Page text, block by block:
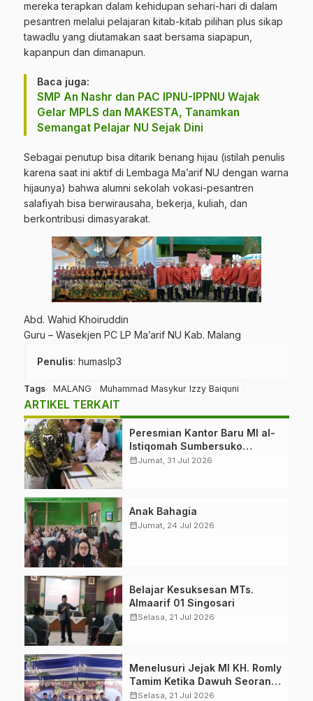
mereka terapkan dalam kehidupan sehari-hari di dalam
pesantren melalui pelajaran kitab-kitab pilihan plus sikap
tawadlu yang diutamakan saat bersama siapapun,
kapanpun dan dimanapun.
Baca juga:
SMP An Nashr dan PAC IPNU-IPPNU Wajak
Gelar MPLS dan MAKESTA, Tanamkan
Semangat Pelajar NU Sejak Dini
Sebagai penutup bisa ditarik benang hijau (istilah penulis
karena saat ini aktif di Lembaga Ma’arif NU dengan warna
hijaunya) bahwa alumni sekolah vokasi-pesantren
salafiyah bisa berwirausaha, bekerja, kuliah, dan
berkontribusi dimasyarakat.
Abd. Wahid Khoiruddin
Guru – Wasekjen PC LP Ma’arif NU Kab. Malang
Penulis: humaslp3
Tags MALANG Muhammad Masykur Izzy Baiquni
ARTIKEL TERKAIT
Peresmian Kantor Baru MI al-
Istiqomah Sumbersuko
Tajinan. Ketua LP Ma’arif
calendar_monthJumat, 31 Jul 2026
Anak Bahagia
calendar_monthJumat, 24 Jul 2026
Belajar Kesuksesan MTs.
Almaarif 01 Singosari
calendar_monthSelasa, 21 Jul 2026
Menelusuri Jejak MI KH. Romly
Tamim Ketika Dawuh Seorang
Kiai Menjelma Menjadi
calendar_monthSelasa, 21 Jul 2026